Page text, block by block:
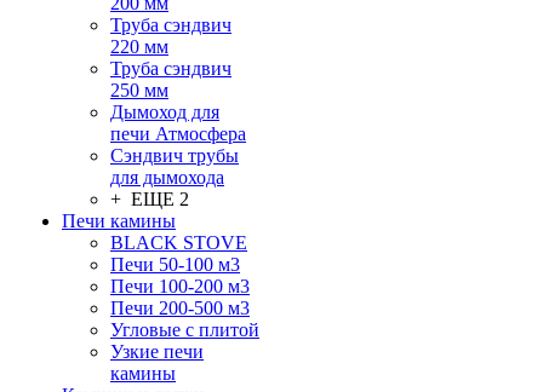
Труба сэндвич
220 мм
Труба сэндвич
250 мм
Дымоход для
печи Атмосфера
Сэндвич трубы
для дымохода
+ ЕЩЕ 2
Печи камины
BLACK STOVE
Печи 50-100 м3
Печи 100-200 м3
Печи 200-500 м3
Угловые с плитой
Узкие печи
камины